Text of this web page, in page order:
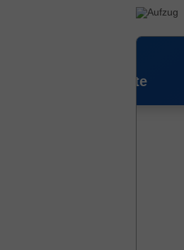
mehrere Angebote